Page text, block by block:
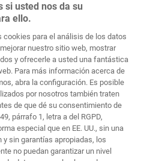
Aviso legal
Protección de
datos
Políticas de
cookies Iniciar sesión
Declaración
accesibilidad
si usted nos da su
ello.
cookies para el análisis de los datos
nuestro sitio web, mostrar
y ofrecerle a usted una fantástica
Para más información acerca de
abra la configuración. Es posible
por nosotros también traten
de que dé su consentimiento de
párrafo 1, letra a del RGPD,
especial que en EE. UU., sin una
sin garantías apropiadas, los
no puedan garantizar un nivel